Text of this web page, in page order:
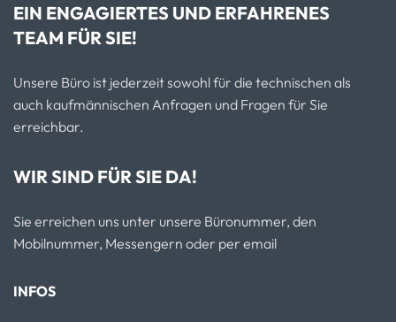
EIN ENGAGIERTES UND ERFAHRENES
TEAM FÜR SIE!
Unsere Büro ist jederzeit sowohl für die technischen als
auch kaufmännischen Anfragen und Fragen für Sie
erreichbar.
WIR SIND FÜR SIE DA!
Sie erreichen uns unter unsere Büronummer, den
Mobilnummer, Messengern oder per email
INFOS